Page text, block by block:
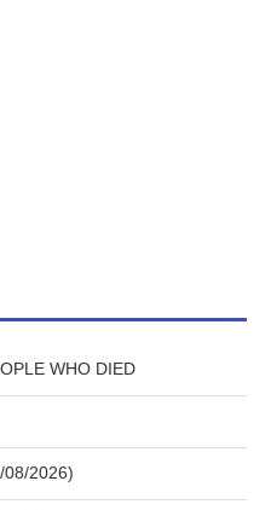
WHO DIED
08/2026)